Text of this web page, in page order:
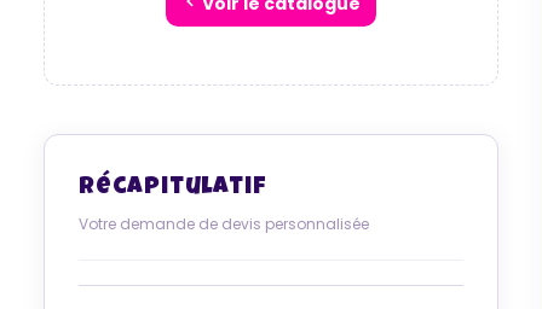
Récapitulatif
Votre demande de devis personnalisée